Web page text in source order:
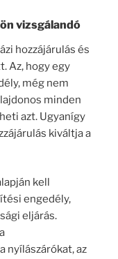
vizsgálandó
hozzájárulás és
Az, hogy egy
még nem
minden
azt. Ugyanígy
kiváltja a
kell
engedély,
eljárás.
nyílászárókat, az